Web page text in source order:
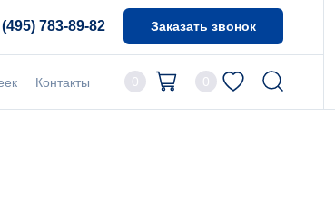
783-89-82 Заказать звонок
0
Контакты 0